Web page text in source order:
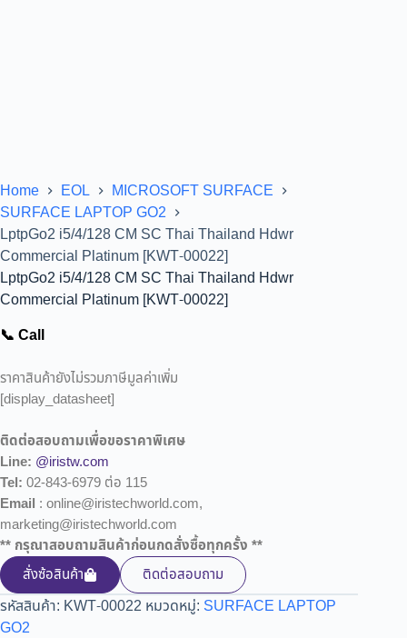
Home EOL
MICROSOFT SURFACE
SURFACE LAPTOP GO2
LptpGo2 i5/4/128 CM SC Thai Thailand Hdwr
Commercial Platinum [KWT-00022]
LptpGo2 i5/4/128 CM SC Thai Thailand Hdwr
Commercial Platinum [KWT-00022]
📞 Call
ราคาสินค้ายังไม่รวมภาษีมูลค่าเพิ่ม
[display_datasheet]
ติดต่อสอบถามเพื่อขอราคาพิเศษ
Line: @iristw.com
Tel: 02-843-6979 ต่อ 115
Email : online@iristechworld.com,
marketing@iristechworld.com
** กรุณาสอบถามสินค้าก่อนกดสั่งซื้อทุกครั้ง **
สั่งซ้อสินค้า
ติดต่อสอบถาม
รหัสสินค้า: KWT-00022 หมวดหมู่: SURFACE LAPTOP
GO2